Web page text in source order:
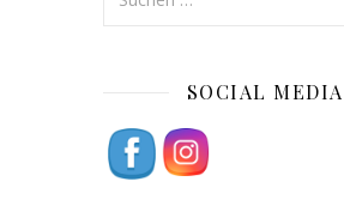
SOCIAL MEDIA